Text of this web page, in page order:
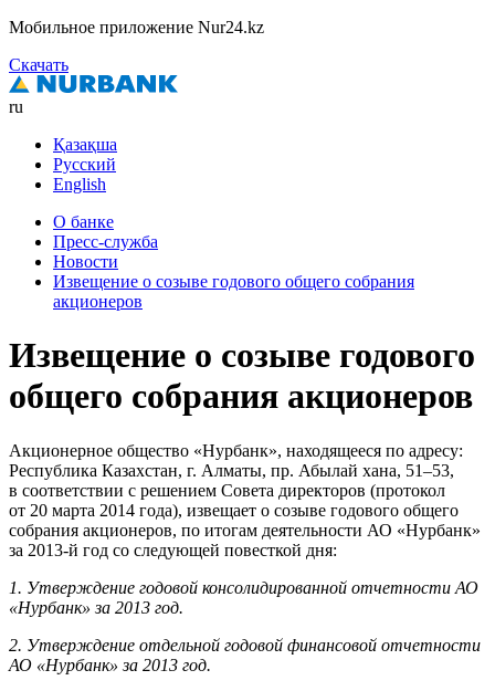
Мобильное приложение Nur24.kz
Скачать
ru
Қазақша
Русский
English
О банке
Пресс-служба
Новости
Извещение о созыве годового общего собрания
акционеров
Извещение о созыве годового
общего собрания акционеров
Акционерное общество «Нурбанк», находящееся по адресу:
Республика Казахстан, г. Алматы, пр. Абылай хана, 51–53,
в соответствии с решением Совета директоров (протокол
от 20 марта 2014 года), извещает о созыве годового общего
собрания акционеров, по итогам деятельности АО «Нурбанк»
за 2013-й год со следующей повесткой дня:
1. Утверждение годовой консолидированной отчетности АО
«Нурбанк» за 2013 год.
2. Утверждение отдельной годовой финансовой отчетности
АО «Нурбанк» за 2013 год.